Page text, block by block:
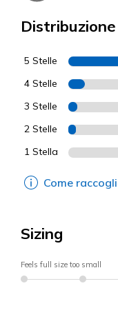
5 Stelle
4 Stelle
3 Stelle
2 Stelle
1 Stella
Come
Sizing
Feels full size too small